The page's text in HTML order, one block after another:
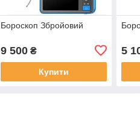
Бороскоп Збройовий
9 500₴
Купити
5